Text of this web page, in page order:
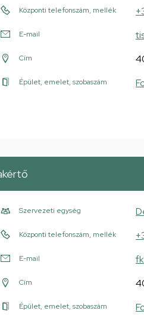
Központi telefonszám, mellék
E-mail
Cím
Épület, emelet, szobaszám
Szervezeti egység
Központi telefonszám, mellék
E-mail
Cím
Épület, emelet, szobaszám